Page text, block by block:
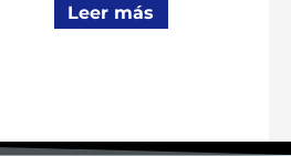
Leer más